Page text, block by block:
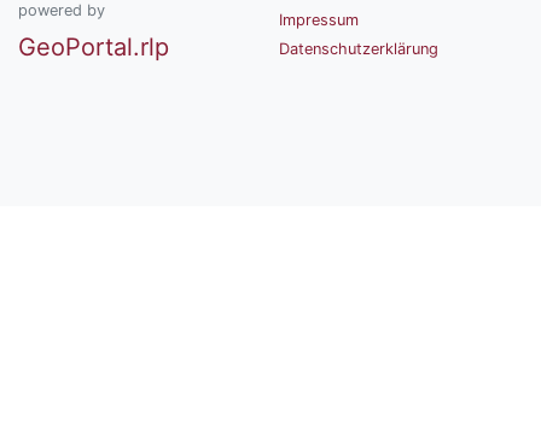
powered by
GeoPortal.rlp
Impressum
Datenschutzerklärung